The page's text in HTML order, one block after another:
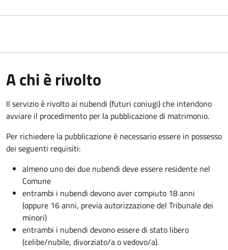
A chi è rivolto
Il servizio è rivolto ai nubendi (futuri coniugi) che intendono
avviare il procedimento per la pubblicazione di matrimonio.
Per richiedere la pubblicazione è necessario essere in possesso
dei seguenti requisiti:
almeno uno dei due nubendi deve essere residente nel
Comune
entrambi i nubendi devono aver compiuto 18 anni
(oppure 16 anni, previa autorizzazione del Tribunale dei
minori)
entrambi i nubendi devono essere di stato libero
(celibe/nubile, divorziato/a o vedovo/a).